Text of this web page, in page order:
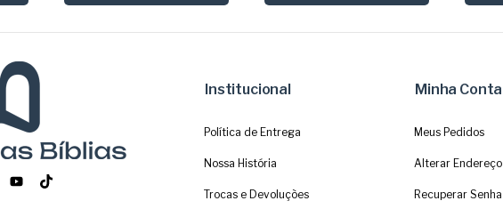
Institucional
Política de Entrega
Nossa História
Trocas e Devoluções
Minha Conta
Meus Pedidos
Alterar Endereço
Recuperar Senha